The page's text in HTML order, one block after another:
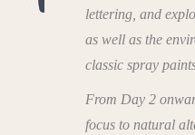
lettering, and
as well as the
classic spray
From Day 2
focus to natural